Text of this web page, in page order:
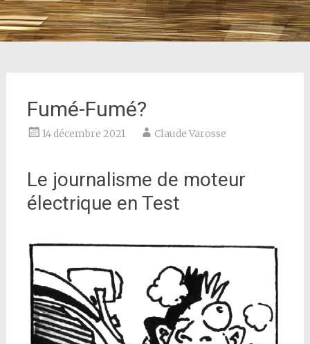
Fumé-Fumé?
14 décembre 2021 Claude Varosse
Le journalisme de moteur
électrique en Test